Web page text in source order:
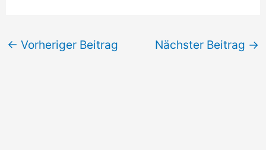
← Vorheriger Beitrag Nächster Beitrag →